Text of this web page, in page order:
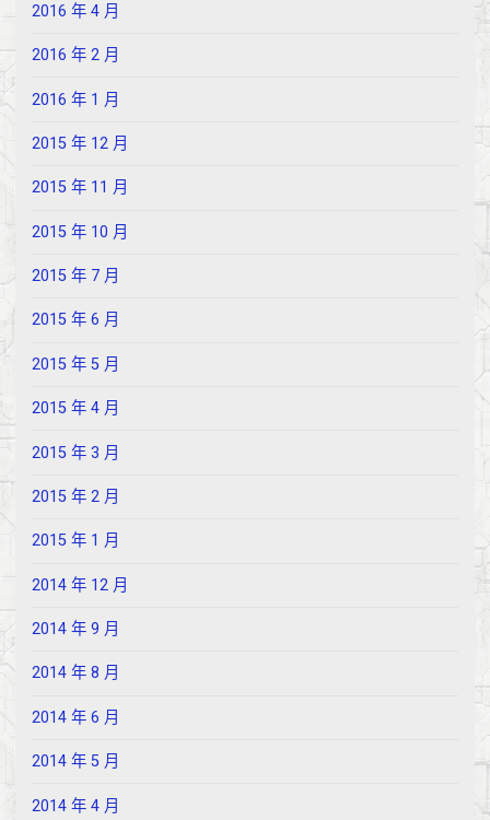
2016 年 4 月
2016 年 2 月
2016 年 1 月
2015 年 12 月
2015 年 11 月
2015 年 10 月
2015 年 7 月
2015 年 6 月
2015 年 5 月
2015 年 4 月
2015 年 3 月
2015 年 2 月
2015 年 1 月
2014 年 12 月
2014 年 9 月
2014 年 8 月
2014 年 6 月
2014 年 5 月
2014 年 4 月